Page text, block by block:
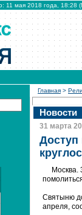
11 мая 2018 года, 18:28
Главная >
Новости
31 марта
Доступ
Москва.
Святыню
апреля,